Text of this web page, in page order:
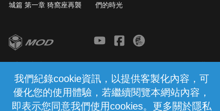
我們紀錄cookie資訊，以提供客製化內容，可
優化您的使用體驗，若繼續閱覽本網站內容，
即表示您同意我們使用cookies。更多關於隱私
城篇 第一章 猗窩座再襲
們的時光
中華電信股份有限公司個人家庭分公司
(統一編號：96979949) © 2026